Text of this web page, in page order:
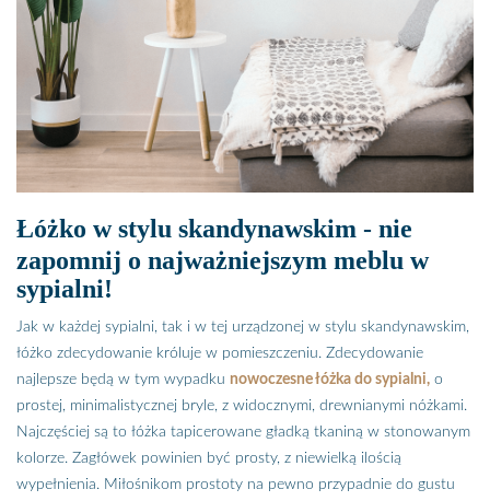
Łóżko w stylu skandynawskim - nie
zapomnij o najważniejszym meblu w
sypialni!
Jak w każdej sypialni, tak i w tej urządzonej w stylu skandynawskim,
łóżko zdecydowanie króluje w pomieszczeniu. Zdecydowanie
najlepsze będą w tym wypadku nowoczesne łóżka do sypialni, o
prostej, minimalistycznej bryle, z widocznymi, drewnianymi nóżkami.
Najczęściej są to łóżka tapicerowane gładką tkaniną w stonowanym
kolorze. Zagłówek powinien być prosty, z niewielką ilością
wypełnienia. Miłośnikom prostoty na pewno przypadnie do gustu